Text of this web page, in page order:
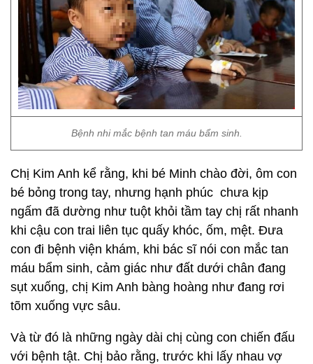
Bệnh nhi mắc bệnh tan máu bẩm sinh.
Chị Kim Anh kể rằng, khi bé Minh chào đời, ôm con
bé bỏng trong tay, nhưng hạnh phúc chưa kịp
ngấm đã dường như tuột khỏi tầm tay chị rất nhanh
khi cậu con trai liên tục quấy khóc, ốm, mệt. Đưa
con đi bệnh viện khám, khi bác sĩ nói con mắc tan
máu bẩm sinh, cảm giác như đất dưới chân đang
sụt xuống, chị Kim Anh bàng hoàng như đang rơi
tõm xuống vực sâu.
Và từ đó là những ngày dài chị cùng con chiến đấu
với bệnh tật. Chị bảo rằng, trước khi lấy nhau vợ